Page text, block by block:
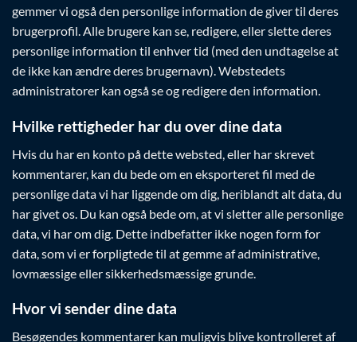
gemmer vi også den personlige information de giver til deres
brugerprofil. Alle brugere kan se, redigere, eller slette deres
personlige information til enhver tid (med den undtagelse at
de ikke kan ændre deres brugernavn). Webstedets
administratorer kan også se og redigere den information.
Hvilke rettigheder har du over dine data
Hvis du har en konto på dette websted, eller har skrevet
kommentarer, kan du bede om en eksporteret fil med de
personlige data vi har liggende om dig, heriblandt alt data, du
har givet os. Du kan også bede om, at vi sletter alle personlige
data, vi har om dig. Dette indbefatter ikke nogen form for
data, som vi er forpligtede til at gemme af administrative,
lovmæssige eller sikkerhedsmæssige grunde.
Hvor vi sender dine data
Besøgendes kommentarer kan muligvis blive kontrolleret af